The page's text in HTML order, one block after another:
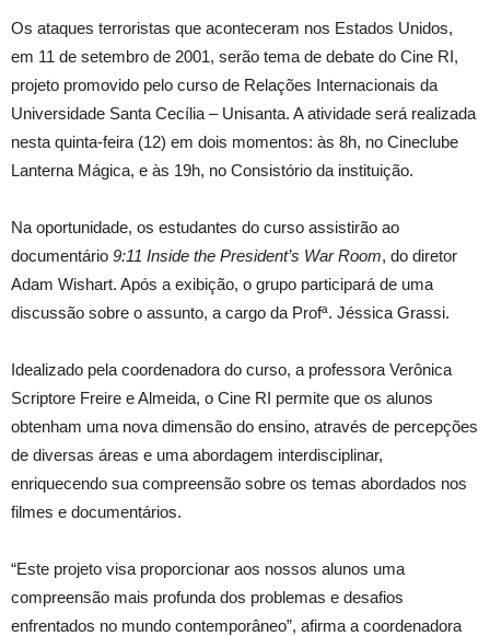
Os ataques terroristas que aconteceram nos Estados Unidos,
em 11 de setembro de 2001, serão tema de debate do Cine RI,
projeto promovido pelo curso de Relações Internacionais da
Universidade Santa Cecília – Unisanta. A atividade será realizada
nesta quinta-feira (12) em dois momentos: às 8h, no Cineclube
Lanterna Mágica, e às 19h, no Consistório da instituição.
Na oportunidade, os estudantes do curso assistirão ao
documentário 9:11 Inside the President’s War Room, do diretor
Adam Wishart. Após a exibição, o grupo participará de uma
discussão sobre o assunto, a cargo da Profª. Jéssica Grassi.
Idealizado pela coordenadora do curso, a professora Verônica
Scriptore Freire e Almeida, o Cine RI permite que os alunos
obtenham uma nova dimensão do ensino, através de percepções
de diversas áreas e uma abordagem interdisciplinar,
enriquecendo sua compreensão sobre os temas abordados nos
filmes e documentários.
“Este projeto visa proporcionar aos nossos alunos uma
compreensão mais profunda dos problemas e desafios
enfrentados no mundo contemporâneo”, afirma a coordenadora